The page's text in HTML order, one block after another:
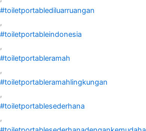
#toiletportablediluarruangan
,
#toiletportableindonesia
,
#toiletportableramah
,
#toiletportableramahlingkungan
,
#toiletportablesederhana
,